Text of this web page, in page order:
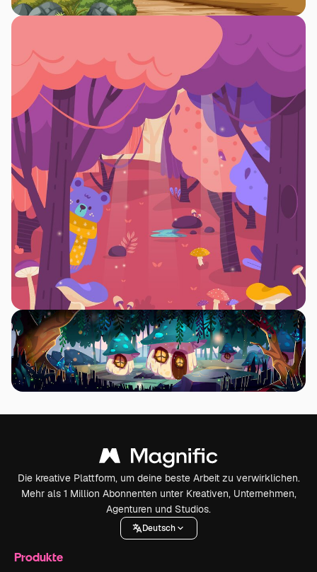
Die kreative Plattform, um deine beste Arbeit zu verwirklichen.
Mehr als 1 Million Abonnenten unter Kreativen, Unternehmen,
Agenturen und Studios.
Deutsch
Produkte